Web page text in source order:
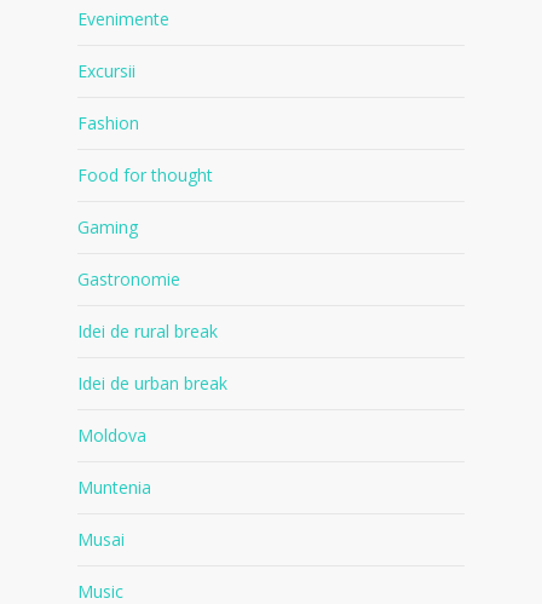
Evenimente
Excursii
Fashion
Food for thought
Gaming
Gastronomie
Idei de rural break
Idei de urban break
Moldova
Muntenia
Musai
Music